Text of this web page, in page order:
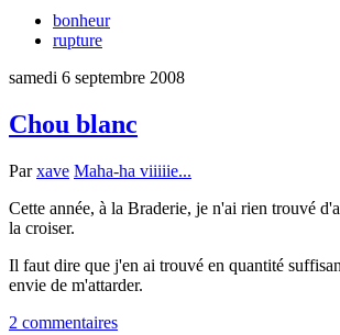
bonheur
rupture
samedi 6 septembre 2008
Chou blanc
Parxave Maha-ha viiiiie...
Cette année, à la Braderie, je n'ai rien trouvé
la croiser.
Il faut dire que j'en ai trouvé en quantité
envie de m'attarder.
2 commentaires